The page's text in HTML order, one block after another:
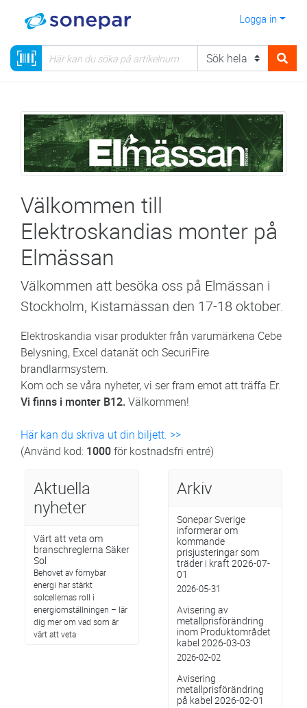
Logga in
Välkommen till
Elektroskandias monter på
Elmässan
Välkommen att besöka oss på Elmässan i
Stockholm, Kistamässan den 17-18 oktober.
Elektroskandia visar produkter från varumärkena Cebe
Belysning, Excel datanät och SecuriFire
brandlarmsystem.
Kom och se våra nyheter, vi ser fram emot att träffa Er.
Vi finns i monter B12.Välkommen!
Här kan du skriva ut din biljett. >>
(Använd kod: 1000för kostnadsfri entré)
Aktuella
nyheter
Värt att veta om
branschreglerna Säker
Sol
Behovet av förnybar
energi har stärkt
solcellernas roll i
energiomställningen – lär
dig mer om vad som är
värt att veta
Arkiv
Sonepar Sverige
informerar om
kommande
prisjusteringar som
träder i kraft 2026-07-
01
2026-05-31
Avisering av
metallprisförändring
inom Produktområdet
kabel 2026-03-03
2026-02-02
Avisering
metallprisförändring
på kabel 2026-02-01